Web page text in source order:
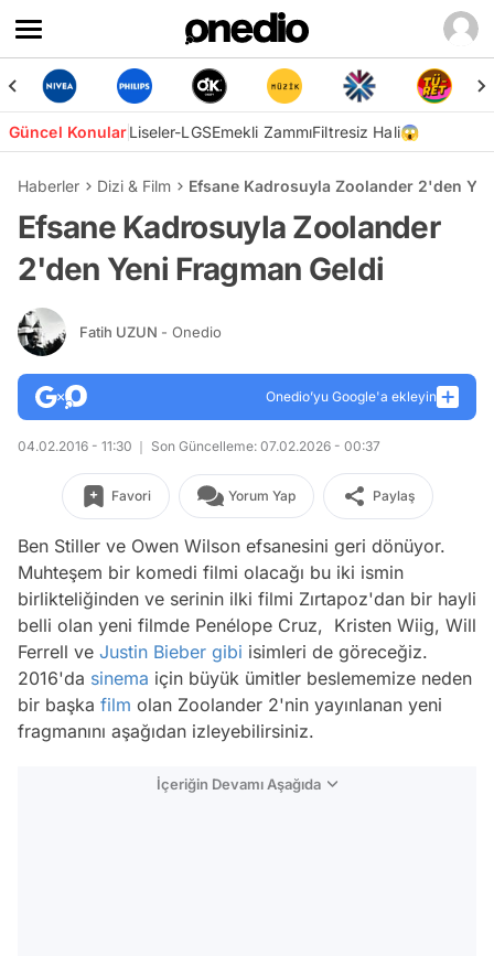
Güncel KonularLiseler-LGSEmekli ZammıFiltresiz Hali😱
Haberler Dizi & Film Efsane Kadrosuyla Zoolander 2'den
Efsane Kadrosuyla Zoolander
2'den Yeni Fragman Geldi
Fatih UZUN - Onedio
Onedio’yu Google'a ekleyin
04.02.2016 - 11:30 Son Güncelleme: 07.02.2026 - 00:37
Favori Yorum Yap Paylaş
Ben Stiller ve Owen Wilson efsanesini geri dönüyor.
Muhteşem bir komedi filmi olacağı bu iki ismin
birlikteliğinden ve serinin ilki filmi Zırtapoz'dan bir hayli
belli olan yeni filmde Penélope Cruz, Kristen Wiig, Will
Ferrell ve Justin Bieber gibi isimleri de göreceğiz.
2016'da sinema için büyük ümitler beslememize neden
bir başka film olan Zoolander 2'nin yayınlanan yeni
fragmanını aşağıdan izleyebilirsiniz.
İçeriğin Devamı Aşağıda